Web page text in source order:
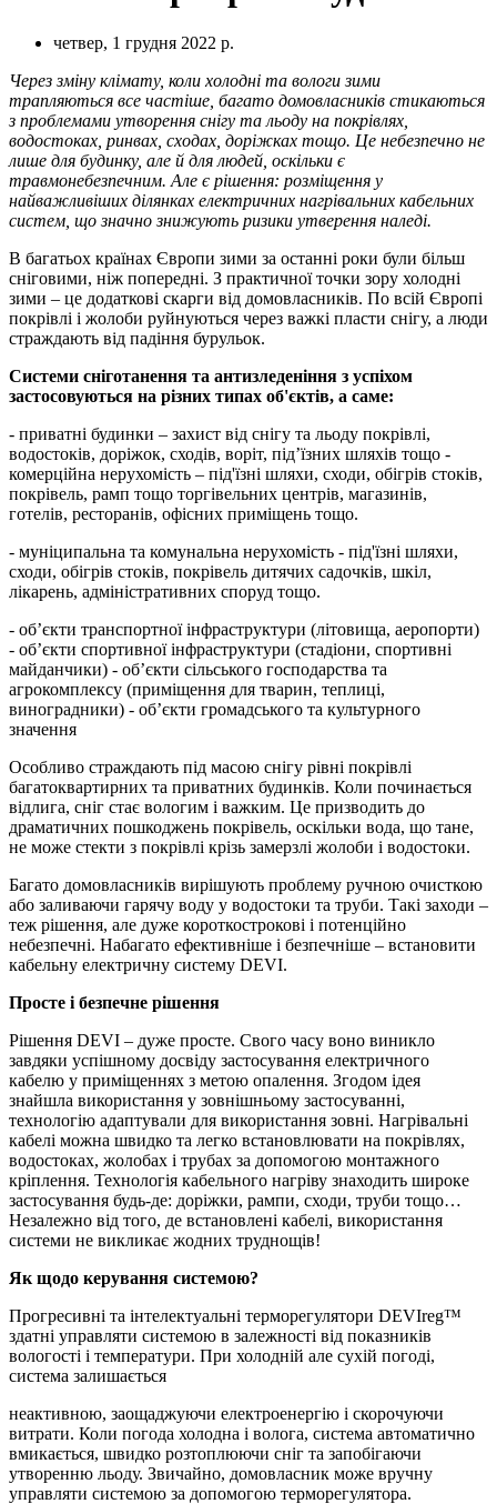
четвер, 1 грудня 2022 р.
Через зміну клімату, коли холодні та вологи зими
трапляються все частіше, багато домовласників стикаються
з проблемами утворення снігу та льоду на покрівлях,
водостоках, ринвах, сходах, доріжках тощо. Це небезпечно не
лише для будинку, але й для людей, оскільки є
травмонебезпечним. Але є рішення: розміщення у
найважливіших ділянках електричних нагрівальних кабельних
систем, що значно знижують ризики утверення наледі.
В багатьох країнах Європи зими за останні роки були більш
сніговими, ніж попередні. З практичної точки зору холодні
зими – це додаткові скарги від домовласників. По всій Європі
покрівлі і жолоби руйнуються через важкі пласти снігу, а люди
страждають від падіння бурульок.
Системи сніготанення та антизледеніння з успіхом
застосовуються на різних типах об'єктів, а саме:
- приватні будинки – захист від снігу та льоду покрівлі,
водостоків, доріжок, сходів, воріт, під’їзних шляхів тощо -
комерційна нерухомість – під'їзні шляхи, сходи, обігрів стоків,
покрівель, рамп тощо торгівельних центрів, магазинів,
готелів, ресторанів, офісних приміщень тощо.
- муніципальна та комунальна нерухомість - під'їзні шляхи,
сходи, обігрів стоків, покрівель дитячих садочків, шкіл,
лікарень, адміністративних споруд тощо.
- об’єкти транспортної інфраструктури (літовища, аеропорти)
- об’єкти спортивної інфраструктури (стадіони, спортивні
майданчики) - об’єкти сільського господарства та
агрокомплексу (приміщення для тварин, теплиці,
виноградники) - об’єкти громадського та культурного
значення
Особливо страждають під масою снігу рівні покрівлі
багатоквартирних та приватних будинків. Коли починається
відлига, сніг стає вологим і важким. Це призводить до
драматичних пошкоджень покрівель, оскільки вода, що тане,
не може стекти з покрівлі крізь замерзлі жолоби і водостоки.
Багато домовласників вирішують проблему ручною очисткою
або заливаючи гарячу воду у водостоки та труби. Такі заходи –
теж рішення, але дуже короткострокові і потенційно
небезпечні. Набагато ефективніше і безпечніше – встановити
кабельну електричну систему DEVI.
Просте і безпечне рішення
Рішення DEVI – дуже просте. Свого часу воно виникло
завдяки успішному досвіду застосування електричного
кабелю у приміщеннях з метою опалення. Згодом ідея
знайшла використання у зовнішньому застосуванні,
технологію адаптували для використання зовні. Нагрівальні
кабелі можна швидко та легко встановлювати на покрівлях,
водостоках, жолобах і трубах за допомогою монтажного
кріплення. Технологія кабельного нагріву знаходить широке
застосування будь-де: доріжки, рампи, сходи, труби тощо…
Незалежно від того, де встановлені кабелі, використання
системи не викликає жодних труднощів!
Як щодо керування системою?
Прогресивні та інтелектуальні терморегулятори DEVIreg™
здатні управляти системою в залежності від показників
вологості і температури. При холодній але сухій погоді,
система залишається
неактивною, заощаджуючи електроенергію і скорочуючи
витрати. Коли погода холодна і волога, система автоматично
вмикається, швидко розтоплюючи сніг та запобігаючи
утворенню льоду. Звичайно, домовласник може вручну
управляти системою за допомогою терморегулятора.